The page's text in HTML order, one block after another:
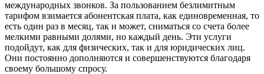
международных звонков. За пользованием безлимитным
тарифом взимается абонентская плата, как единовременная, то
есть один раз в месяц, так и может, сниматься со счета более
мелкими равными долями, но каждый день. Эти услуги
подойдут, как для физических, так и для юридических лиц.
Они постоянно дополняются и совершенствуются благодаря
своему большому спросу.